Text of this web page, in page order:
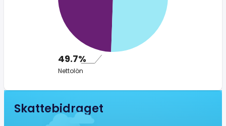
49.7%
Nettolön
Skattebidraget